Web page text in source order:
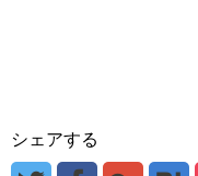
シェアする